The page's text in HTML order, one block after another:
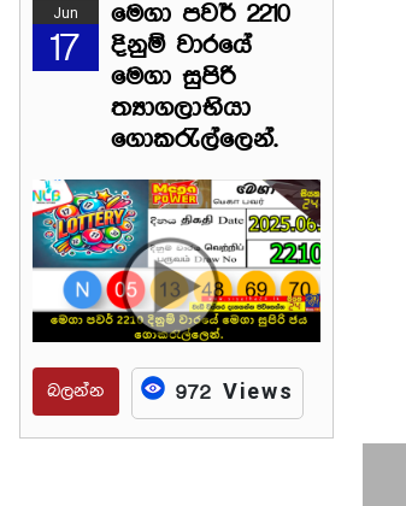
Jun
17
මෙගා පවර් 2210
දිනුම් වාරයේ
මෙගා සුපිරි
ත්‍යාගලාභියා
ගොකරැල්ලෙන්.
බලන්න 972 Views